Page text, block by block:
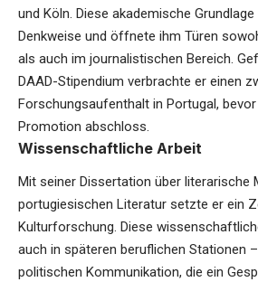
und Köln. Diese akademische
Denkweise und öffnete ihm Türen
als auch im journalistischen Bereich.
DAAD-Stipendium verbrachte er einen
Forschungsaufenthalt in Portugal,
Promotion abschloss.
Wissenschaftliche Arbeit
Mit seiner Dissertation über literarische
portugiesischen Literatur setzte er ein
Kulturforschung. Diese
auch in späteren beruflichen Stationen
politischen Kommunikation, die ein